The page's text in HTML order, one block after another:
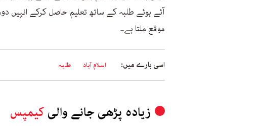
آئے ہوئے طلبہ کے ساتھ تعلیم حاصل کرکے انہیں
موقع ملتا ہے۔
اسی بارے میں: اسلام آباد طلبہ
زیادہ پڑھی جانے والی کیمپس